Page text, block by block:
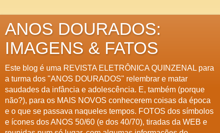
ANOS DOURADOS:
IMAGENS & FATOS
Este blog é uma REVISTA ELETRÔNICA QUINZENAL para
a turma dos "ANOS DOURADOS" relembrar e matar
saudades da infância e adolescência. E, também (porque
não?), para os MAIS NOVOS conhecerem coisas da época
e o que se passava naqueles tempos. FOTOS dos símbolos
e ícones dos ANOS 50/60 (e dos 40/70), tiradas da WEB e